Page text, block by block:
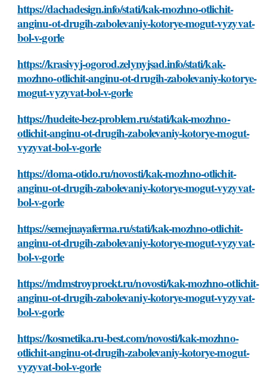
https://dachadesign.info/stati/kak-mozhno-otlichit-
anginu-ot-drugih-zabolevaniy-kotorye-mogut-vyzyvat-
bol-v-gorle
https://krasivyj-ogorod.zelynyjsad.info/stati/kak-
mozhno-otlichit-anginu-ot-drugih-zabolevaniy-kotorye-
mogut-vyzyvat-bol-v-gorle
https://hudeite-bez-problem.ru/stati/kak-mozhno-
otlichit-anginu-ot-drugih-zabolevaniy-kotorye-mogut-
vyzyvat-bol-v-gorle
https://doma-otido.ru/novosti/kak-mozhno-otlichit-
anginu-ot-drugih-zabolevaniy-kotorye-mogut-vyzyvat-
bol-v-gorle
https://semejnayaferma.ru/stati/kak-mozhno-otlichit-
anginu-ot-drugih-zabolevaniy-kotorye-mogut-vyzyvat-
bol-v-gorle
https://mdmstroyproekt.ru/novosti/kak-mozhno-otlichit-
anginu-ot-drugih-zabolevaniy-kotorye-mogut-vyzyvat-
bol-v-gorle
https://kosmetika.ru-best.com/novosti/kak-mozhno-
otlichit-anginu-ot-drugih-zabolevaniy-kotorye-mogut-
vyzyvat-bol-v-gorle